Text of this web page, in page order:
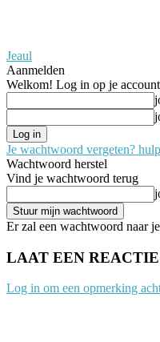
Jeaul
Aanmelden
Welkom! Log in op je account
Je wachtwoord vergeten?
Wachtwoord herstel
Vind je wachtwoord terug
Er zal een wachtwoord naar
LAAT EEN
Log in om een opmerking